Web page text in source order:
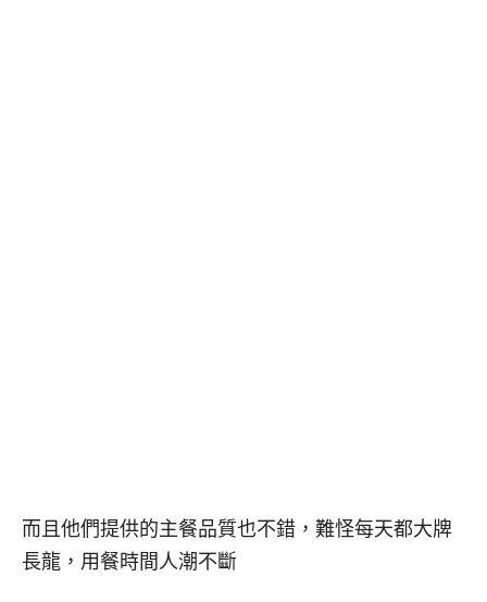
而且他們提供的主餐品質也不錯，難怪每天都大牌
長龍，用餐時間人潮不斷